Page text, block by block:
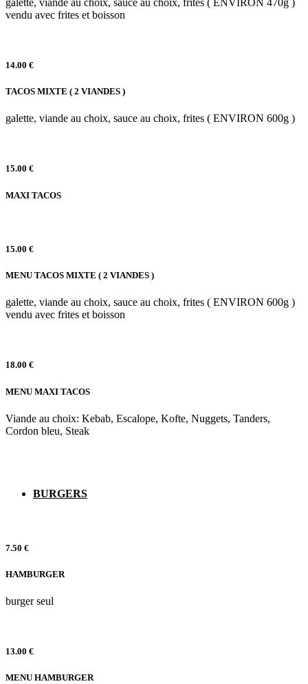
vendu avec frites et boisson
14.00 €
TACOS MIXTE ( 2 VIANDES )
galette, viande au choix, sauce au choix, frites ( ENVIRON 600g )
15.00 €
MAXI TACOS
15.00 €
MENU TACOS MIXTE ( 2 VIANDES )
galette, viande au choix, sauce au choix, frites ( ENVIRON 600g )
vendu avec frites et boisson
18.00 €
MENU MAXI TACOS
Viande au choix: Kebab, Escalope, Kofte, Nuggets, Tanders,
Cordon bleu, Steak
BURGERS
7.50 €
HAMBURGER
burger seul
13.00 €
MENU HAMBURGER